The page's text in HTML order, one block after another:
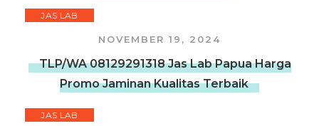
JAS LAB
NOVEMBER 19, 2024
TLP/WA 08129291318 Jas Lab Papua Harga
Promo Jaminan Kualitas Terbaik
JAS LAB